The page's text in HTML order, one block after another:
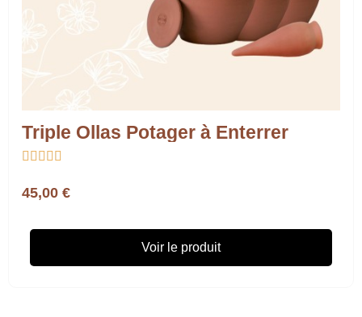
Triple Ollas Potager à Enterrer
    
45,00 €
Voir le produit